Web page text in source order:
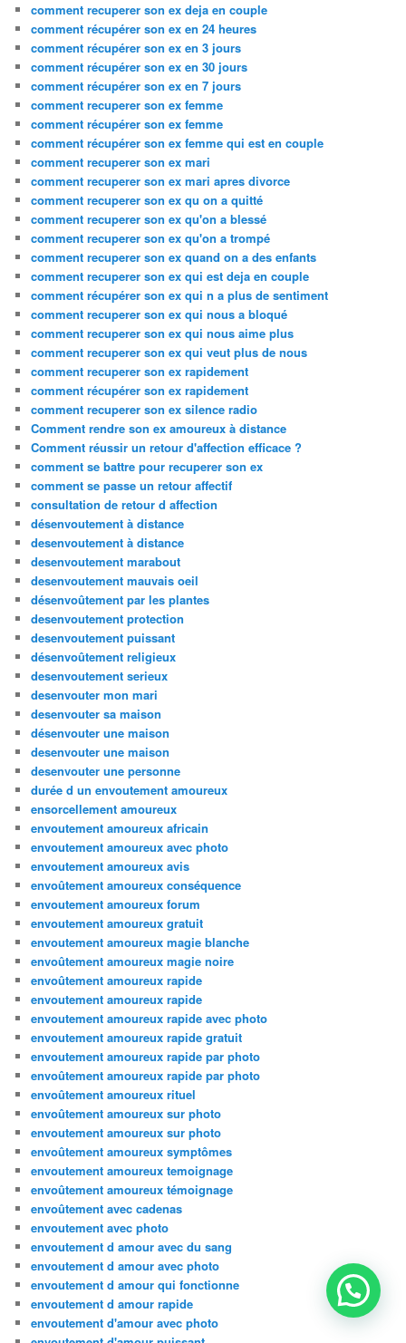
comment recuperer son ex deja en couple
comment récupérer son ex en 24 heures
comment récupérer son ex en 3 jours
comment récupérer son ex en 30 jours
comment récupérer son ex en 7 jours
comment recuperer son ex femme
comment récupérer son ex femme
comment récupérer son ex femme qui est en couple
comment recuperer son ex mari
comment recuperer son ex mari apres divorce
comment recuperer son ex qu on a quitté
comment recuperer son ex qu'on a blessé
comment recuperer son ex qu'on a trompé
comment recuperer son ex quand on a des enfants
comment recuperer son ex qui est deja en couple
comment récupérer son ex qui n a plus de sentiment
comment recuperer son ex qui nous a bloqué
comment recuperer son ex qui nous aime plus
comment recuperer son ex qui veut plus de nous
comment recuperer son ex rapidement
comment récupérer son ex rapidement
comment recuperer son ex silence radio
Comment rendre son ex amoureux à distance
Comment réussir un retour d'affection efficace ?
comment se battre pour recuperer son ex
comment se passe un retour affectif
consultation de retour d affection
désenvoutement à distance
desenvoutement à distance
desenvoutement marabout
desenvoutement mauvais oeil
désenvoûtement par les plantes
desenvoutement protection
desenvoutement puissant
désenvoûtement religieux
desenvoutement serieux
desenvouter mon mari
desenvouter sa maison
désenvouter une maison
desenvouter une maison
desenvouter une personne
durée d un envoutement amoureux
ensorcellement amoureux
envoutement amoureux africain
envoutement amoureux avec photo
envoutement amoureux avis
envoûtement amoureux conséquence
envoutement amoureux forum
envoutement amoureux gratuit
envoutement amoureux magie blanche
envoûtement amoureux magie noire
envoûtement amoureux rapide
envoutement amoureux rapide
envoutement amoureux rapide avec photo
envoutement amoureux rapide gratuit
envoutement amoureux rapide par photo
envoûtement amoureux rapide par photo
envoûtement amoureux rituel
envoûtement amoureux sur photo
envoutement amoureux sur photo
envoûtement amoureux symptômes
envoutement amoureux temoignage
envoûtement amoureux témoignage
envoûtement avec cadenas
envoutement avec photo
envoutement d amour avec du sang
envoutement d amour avec photo
envoutement d amour qui fonctionne
envoutement d amour rapide
envoutement d'amour avec photo